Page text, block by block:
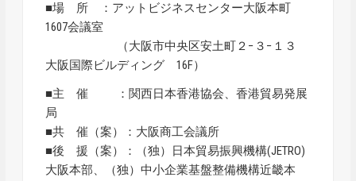
■場 所 ：アットビジネスセンター大阪本町
1607会議室
（大阪市中央区安土町２−３−１３
大阪国際ビルディング 16F）
■主 催 ：関西日本香港協会、香港貿易発展
局
■共 催（案）：大阪商工会議所
■後 援（案）：（独）日本貿易振興機構(JETRO)
大阪本部、（独）中小企業基盤整備機構近畿本